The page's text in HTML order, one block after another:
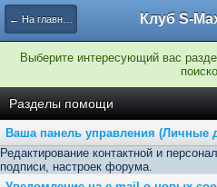
← На главную
Выберите интересующий вас
Разделы помощи
Ваша панель управления (Личные
Редактирование контактной и
подписи, настроек форума.